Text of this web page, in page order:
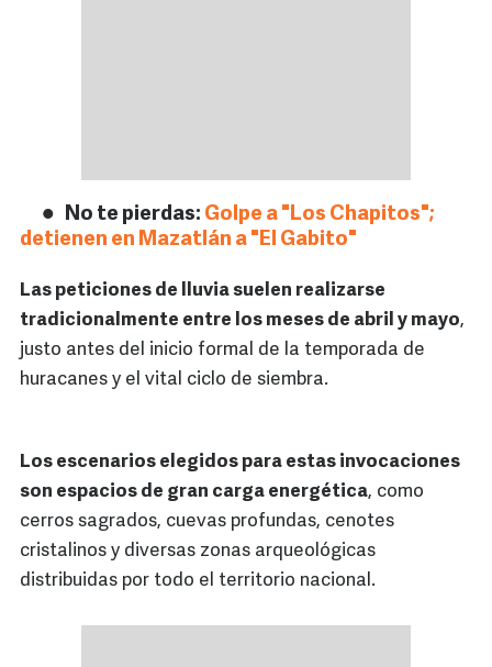
No te pierdas: Golpe a "Los Chapitos";
detienen en Mazatlán a "El Gabito"
Las peticiones de lluvia suelen realizarse
tradicionalmente entre los meses de abril y mayo,
justo antes del inicio formal de la temporada de
huracanes y el vital ciclo de siembra.
Los escenarios elegidos para estas invocaciones
son espacios de gran carga energética, como
cerros sagrados, cuevas profundas, cenotes
cristalinos y diversas zonas arqueológicas
distribuidas por todo el territorio nacional.